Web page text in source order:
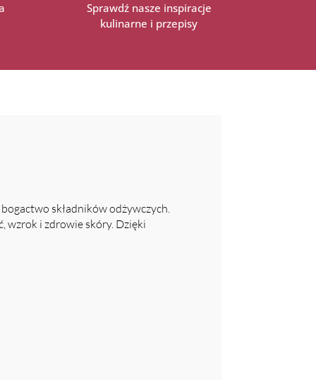
Sprawdź nasze inspiracje
kulinarne i przepisy
składników odżywczych.
wzrok i zdrowie skóry. Dzięki